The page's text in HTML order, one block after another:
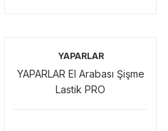
YAPARLAR
YAPARLAR El Arabası Şişme
Lastik PRO